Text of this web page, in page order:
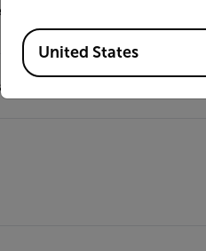
de l’humidité relative
Available Locations
United States